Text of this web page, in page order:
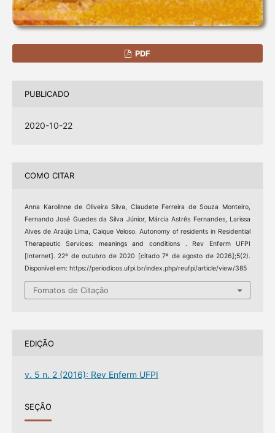
PDF
PUBLICADO
2020-10-22
COMO CITAR
Anna Karolinne de Oliveira Silva, Claudete Ferreira de Souza Monteiro,
Fernando José Guedes da Silva Júnior, Márcia Astrês Fernandes, Larissa
Alves de Araújo Lima, Caique Veloso. Autonomy of residents in Residential
Therapeutic Services: meanings and conditions . Rev Enferm UFPI
[Internet]. 22º de outubro de 2020 [citado 7º de agosto de 2026];5(2).
Disponível em: https://periodicos.ufpi.br/index.php/reufpi/article/view/385
Fomatos de Citação
EDIÇÃO
v. 5 n. 2 (2016): Rev Enferm UFPI
SEÇÃO